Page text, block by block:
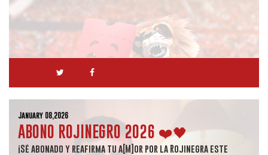
January 08,2026
ABONO ROJINEGRO 2026 ❤️🖤
¡Sé abonado y reafirma tu a[M]or por la Rojinegra este